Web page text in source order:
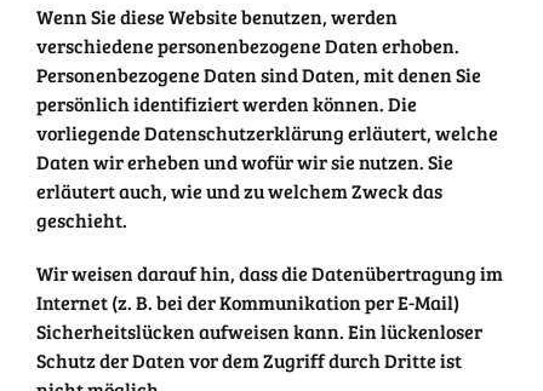
Wenn Sie diese Website benutzen, werden
verschiedene personenbezogene Daten erhoben.
Personenbezogene Daten sind Daten, mit denen Sie
persönlich identifiziert werden können. Die
vorliegende Datenschutzerklärung erläutert, welche
Daten wir erheben und wofür wir sie nutzen. Sie
erläutert auch, wie und zu welchem Zweck das
geschieht.
Wir weisen darauf hin, dass die Datenübertragung im
Internet (z. B. bei der Kommunikation per E-Mail)
Sicherheitslücken aufweisen kann. Ein lückenloser
Schutz der Daten vor dem Zugriff durch Dritte ist